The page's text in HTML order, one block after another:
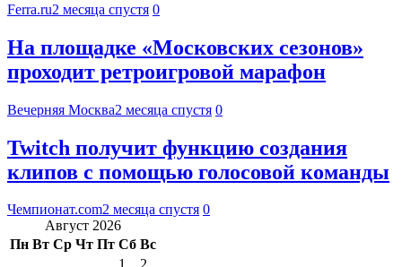
Ferra.ru2 месяца спустя 0
На площадке «Московских сезонов»
проходит ретроигровой марафон
Вечерняя Москва2 месяца спустя 0
Twitch получит функцию создания
клипов с помощью голосовой команды
Чемпионат.com2 месяца спустя 0
Август 2026
Пн Вт Ср Чт Пт Сб Вс